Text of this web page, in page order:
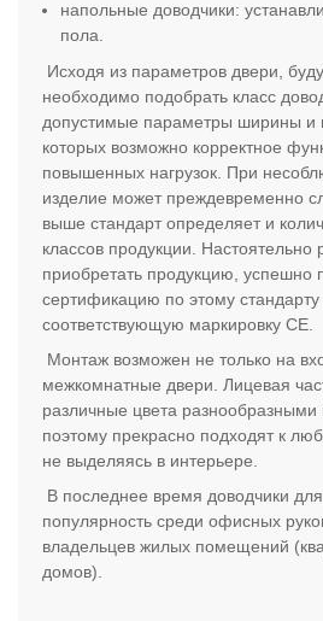
напольные доводчики:
пола.
Исходя из параметров двери,
необходимо подобрать класс
допустимые параметры ширины и
которых возможно корректное
повышенных нагрузок. При
изделие может преждевременно
выше стандарт определяет и
классов продукции. Настоятельно
приобретать продукцию,
сертификацию по этому
соответствующую маркировку СЕ.
Монтаж возможен не только на
межкомнатные двери. Лицевая
различные цвета разнообразными
поэтому прекрасно подходят к
не выделяясь в интерьере.
В последнее время доводчики
популярность среди офисных
владельцев жилых помещений
домов).